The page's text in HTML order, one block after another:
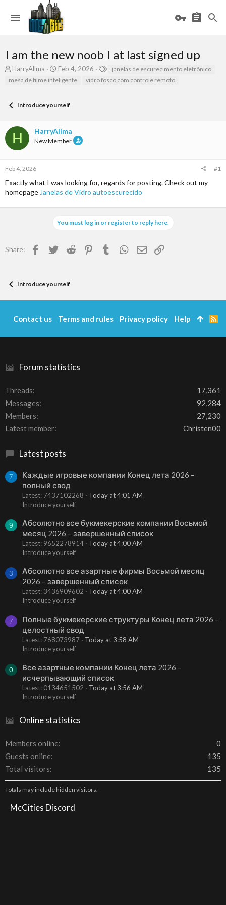
I am the new noob I at last signed up
T
a
t
a
r
e
HarryAllma
S
t
t
t
e
Feb 4, 2026
janelas de escurecimento eletrônico
mesa de filme inteligente
vidro fosco com controle remoto
Introduce yourself
H HarryAllma
New Member
Feb 4, 2026 #1
Exactly what I was looking for, regards for posting. Check out my
homepage Janelas de Vidro autoescurecido
You must log in or register to reply here.
Share: Facebook
TwitterReddit Pinterest
TumblrWhatsApp
EmailLink
Introduce yourself
Forum statistics
Threads
17,361
Messages
92,284
Members
27,230
Latest member
Christen00
Latest posts
7
Каждые игровые компании Конец лета 2026 –
полный свод
Latest: 7437102268
Today at 4:01 AM
Introduce yourself
9
Абсолютно все букмекерские компании Восьмой
месяц 2026 – завершенный список
Latest: 9652278914
Today at 4:00 AM
Introduce yourself
3
Абсолютно все азартные фирмы Восьмой месяц
2026 – завершенный список
Latest: 3436909602
Today at 4:00 AM
Introduce yourself
7
Полные букмекерские структуры Конец лета 2026 –
целостный свод
Latest: 768073987
Today at 3:58 AM
Introduce yourself
0
Все азартные компании Конец лета 2026 –
исчерпывающий список
Latest: 0134651502
Today at 3:56 AM
Introduce yourself
Online statistics
Members online
0
Guests online
135
Total visitors
135
Totals may include hidden visitors.
McCities Discord
Contact us Terms and rules Privacy policy Help
R
S